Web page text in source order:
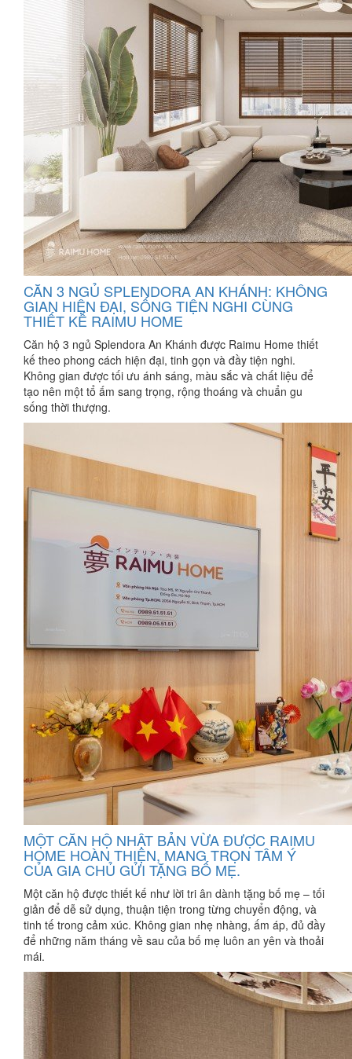
CĂN 3 NGỦ SPLENDORA AN KHÁNH: KHÔNG
GIAN HIỆN ĐẠI, SỐNG TIỆN NGHI CÙNG
THIẾT KẾ RAIMU HOME
Căn hộ 3 ngủ Splendora An Khánh được Raimu Home thiết
kế theo phong cách hiện đại, tinh gọn và đầy tiện nghi.
Không gian được tối ưu ánh sáng, màu sắc và chất liệu để
tạo nên một tổ ấm sang trọng, rộng thoáng và chuẩn gu
sống thời thượng.
MỘT CĂN HỘ NHẬT BẢN VỪA ĐƯỢC RAIMU
HOME HOÀN THIỆN, MANG TRỌN TÂM Ý
CỦA GIA CHỦ GỬI TẶNG BỐ MẸ.
Một căn hộ được thiết kế như lời tri ân dành tặng bố mẹ – tối
giản để dễ sử dụng, thuận tiện trong từng chuyển động, và
tinh tế trong cảm xúc. Không gian nhẹ nhàng, ấm áp, đủ đầy
để những năm tháng về sau của bố mẹ luôn an yên và thoải
mái.